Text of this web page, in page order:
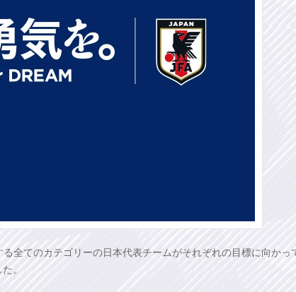
全てのカテゴリーの日本代表チームがそれぞれの目標に向かっ
。